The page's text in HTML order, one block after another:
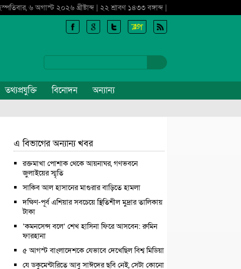
৬ অগাস্ট ২০২৬ খ্রীষ্টাব্দ | ২২ শ্রাবণ ১৪৩৩ বঙ্গাব্দ |
তথ্যপ্রযুক্তি বিনোদন অন্যান্য
এ বিভাগের অন্যান্য খবর
রক্তমাখা পোশাক থেকে আয়নাঘর, গণভবনে
জুলাইয়ের স্মৃতি
সাকিব আল হাসানের মাগুরার বাড়িতে হামলা
দক্ষিণ-পূর্ব এশিয়ার সবচেয়ে স্থিতিশীল মুদ্রার তালিকায়
টাকা
‘কমনসেন্স বলে’ শেখ হাসিনা ফিরে আসবেন: রুমিন
ফারহানা
৫ আগস্ট বাংলাদেশকে যেভাবে দেখেছিল বিশ্ব মিডিয়া
যে ডকুমেন্টারিতে আবু সাঈদের ছবি নেই, সেটা কোনো